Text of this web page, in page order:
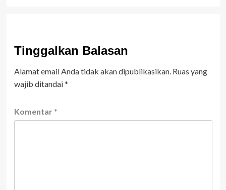
Tinggalkan Balasan
Alamat email Anda tidak akan dipublikasikan. Ruas yang
wajib ditandai*
Komentar *